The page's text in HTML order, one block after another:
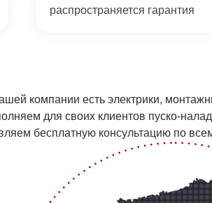
распространяется гарантия
компании есть электрики,
для своих клиентов пуско-
бесплатную консультацию по